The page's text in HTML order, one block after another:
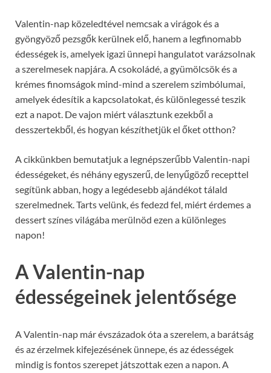
Valentin-nap közeledtével nemcsak a virágok és a
gyöngyöző pezsgők kerülnek elő, hanem a legfinomabb
édességek is, amelyek igazi ünnepi hangulatot varázsolnak
a szerelmesek napjára. A csokoládé, a gyümölcsök és a
krémes finomságok mind-mind a szerelem szimbólumai,
amelyek édesítik a kapcsolatokat, és különlegessé teszik
ezt a napot. De vajon miért választunk ezekből a
desszertekből, és hogyan készíthetjük el őket otthon?
A cikkünkben bemutatjuk a legnépszerűbb Valentin-napi
édességeket, és néhány egyszerű, de lenyűgöző recepttel
segítünk abban, hogy a legédesebb ajándékot tálald
szerelmednek. Tarts velünk, és fedezd fel, miért érdemes a
dessert színes világába merülnöd ezen a különleges
napon!
A Valentin-nap
édességeinek jelentősége
A Valentin-nap már évszázadok óta a szerelem, a barátság
és az érzelmek kifejezésének ünnepe, és az édességek
mindig is fontos szerepet játszottak ezen a napon. A